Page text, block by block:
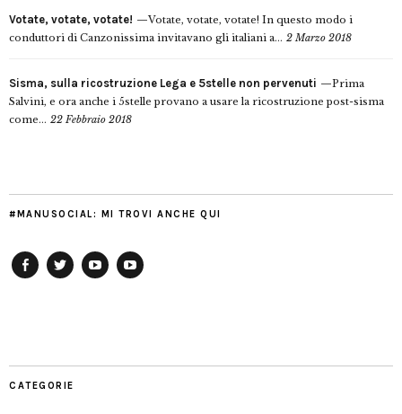
Votate, votate, votate!
Votate, votate, votate! In questo modo i
conduttori di Canzonissima invitavano gli italiani a... 2 Marzo 2018
Sisma, sulla ricostruzione Lega e 5stelle non pervenuti
Prima
Salvini, e ora anche i 5stelle provano a usare la ricostruzione post-sisma
come... 22 Febbraio 2018
#MANUSOCIAL: MI TROVI ANCHE QUI
CATEGORIE